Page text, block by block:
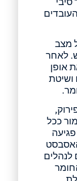
מצב
לאחר
אופן
ושיטת
ככל
לנהלים